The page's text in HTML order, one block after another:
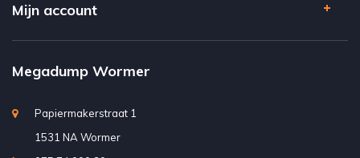
Mijn account
Megadump Wormer
Papiermakerstraat 1
1531 NA Wormer